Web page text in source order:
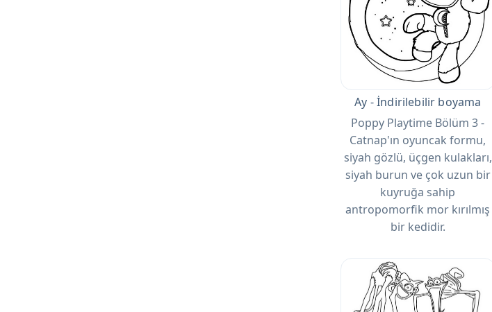
Ay - İndirilebilir boyama
Poppy Playtime Bölüm 3 -
Catnap'ın oyuncak formu,
siyah gözlü, üçgen kulakları,
siyah burun ve çok uzun bir
kuyruğa sahip
antropomorfik mor kırılmış
bir kedidir.